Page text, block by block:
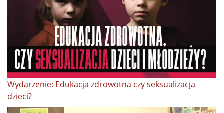
Wydarzenie: Edukacja zdrowotna czy seksualizacja
dzieci?